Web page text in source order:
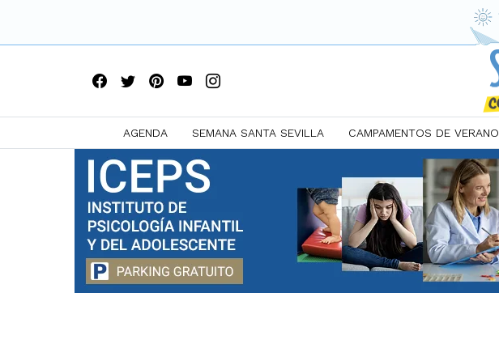
AGENDA SEMANA SANTA SEVILLA CAMPAMENTOS DE VERANO